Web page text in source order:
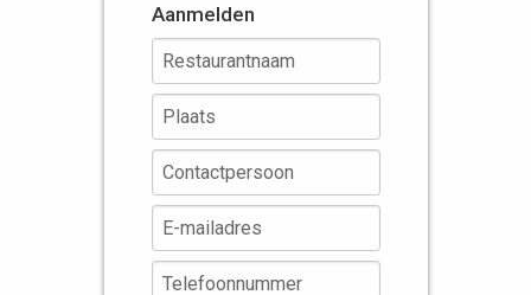
Aanmelden